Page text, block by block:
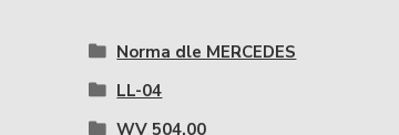
Norma dle MERCEDES
LL-04
WV 504.00